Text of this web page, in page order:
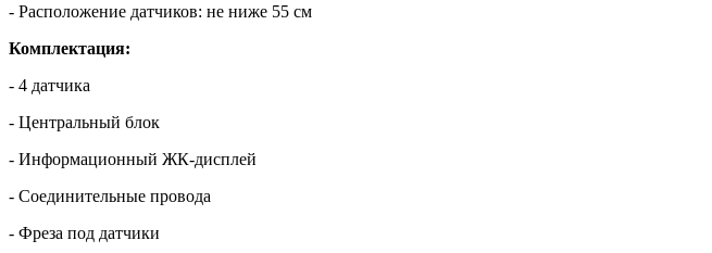
- Расположение датчиков: не ниже 55 см
Комплектация:
- 4 датчика
- Центральный блок
- Информационный ЖК-дисплей
- Соединительные провода
- Фреза под датчики